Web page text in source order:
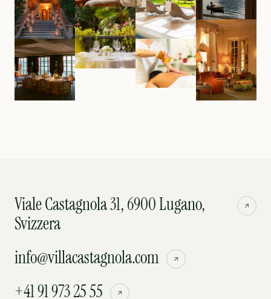
Viale Castagnola 31, 6900 Lugano,
Svizzera
info@villacastagnola.com
+41 91 973 25 55